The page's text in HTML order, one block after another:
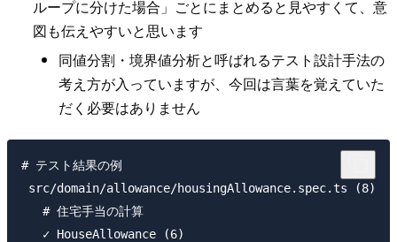
ループに分けた場合」ごとにまとめると見やすくて、意
図も伝えやすいと思います
同値分割・境界値分析と呼ばれるテスト設計手法の
考え方が入っていますが、今回は言葉を覚えていた
だく必要はありません
# テスト結果の例
src/domain/allowance/housingAllowance.spec.ts (8)
   # 住宅手当の計算
   ✓ HouseAllowance (6)